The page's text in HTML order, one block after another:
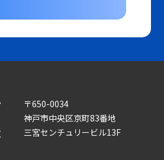
〒650-0034
神戸市中央区京町83番地
三宮センチュリービル13F